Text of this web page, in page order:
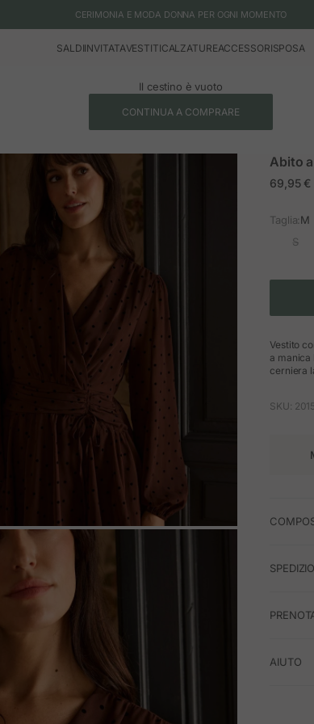
CERIMONIA E MODA DONNA PER OGNI MOMENTO
SALDIINVITATAVESTITICALZATUREACCESSORISPOSA
Il cestino è vuoto
CONTINUA A COMPRARE
Abito
Prezzo
69,95 €
Taglia:M
S
Vestito
a manica
cerniera
SKU:
AIUTO